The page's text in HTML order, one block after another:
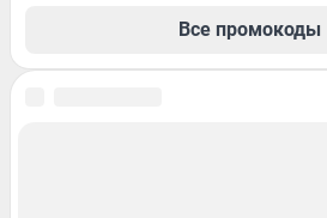
Все промокоды